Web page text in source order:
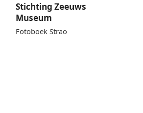
Stichting Zeeuws
Museum
Fotoboek Strao